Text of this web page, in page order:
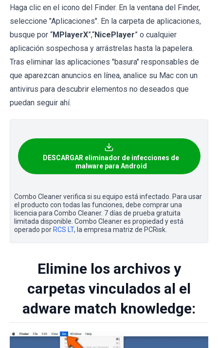
Haga clic en el icono del Finder. En la ventana del Finder,
seleccione "Aplicaciones". En la carpeta de aplicaciones,
busque por “MPlayerX”,“NicePlayer” o cualquier
aplicación sospechosa y arrástrelas hasta la papelera.
Tras eliminar las aplicaciones "basura" responsables de
que aparezcan anuncios en línea, analice su Mac con un
antivirus para descubrir elementos no deseados que
puedan seguir ahí.
DESCARGAR eliminador de infecciones de
malware para Android
Combo Cleaner verifica si su equipo está infectado. Para usar
el producto con todas las funciones, debe comprar una
licencia para Combo Cleaner. 7 días de prueba gratuita
limitada disponible. Combo Cleaner es propiedad y está
operado por RCS LT, la empresa matriz de PCRisk.
Elimine los archivos y
carpetas vinculados al el
adware match knowledge: